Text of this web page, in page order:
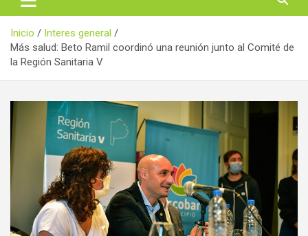
Inicio
Interes general
Más salud: Beto Ramil coordinó una reunión junto al Comité de
la Región Sanitaria V